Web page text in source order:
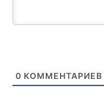
0 КОММЕНТАРИЕВ